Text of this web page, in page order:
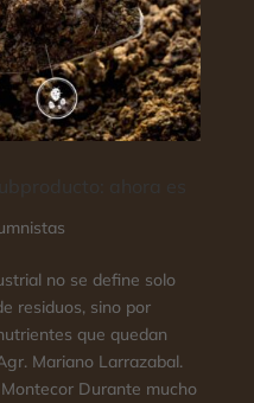
no se define solo
residuos, sino por
que quedan
Mariano Larrazabal.
Durante mucho